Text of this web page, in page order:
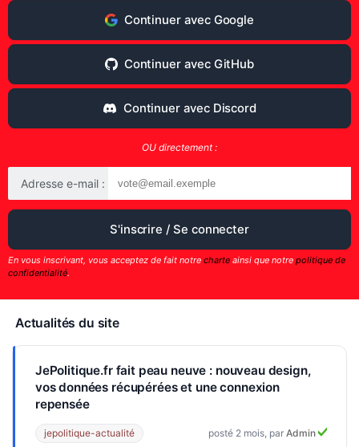
Continuer avec Google
Continuer avec GitHub
Continuer avec Discord
OU directement :
Adresse e-mail :
En vous inscrivant, vous acceptez de fait notre charte ainsi que notre politique de
confidentialité.
Actualités du site
JePolitique.fr fait peau neuve : nouveau design,
vos données récupérées et une connexion
repensée
jepolitique-actualité posté 2 mois, parAdmin